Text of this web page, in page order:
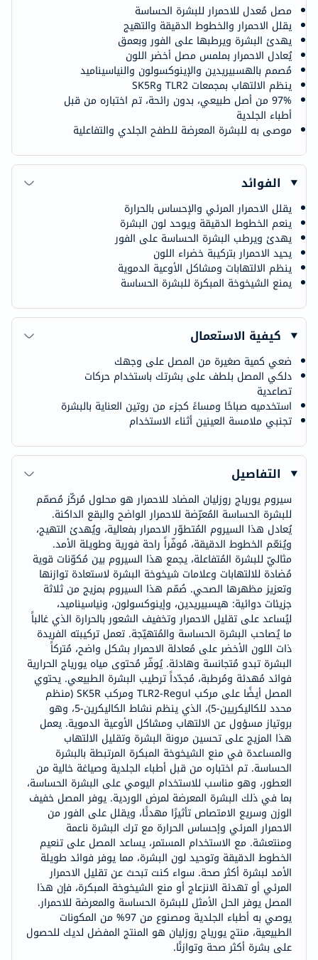
مصل مُعدل للاحمرار للبشرة الحساسة
يقلل الاحمرار والخطوط الدقيقة والتهيج
يهدئ البشرة ويرطبها على الفور وبعمق
يُعادل الاحمرار بملمس مصل أخضر اللون
مُصمم بالهسبيريدين والإينوكسولون والنياسيناميد
ينظم الالتهاب بمجمعات TLR2 وSK5R
97% من أصل طبيعي، بدون رائحة، تم اختباره من قبل
أطباء الجلدية
موصى به للبشرة المعرضة للطفح الجلدي والتفاعلية
الفوائد
يقلل الاحمرار المرئي والإحساس بالحرارة
ينعم الخطوط الدقيقة ويوحد لون البشرة
يهدئ ويرطب البشرة الحساسة على الفور
يحيد الاحمرار بتركيبة خضراء اللون
ينظم الالتهابات ومشاكل الأوعية الدموية
يمنع الشيخوخة المبكرة للبشرة الحساسة
كيفية الاستعمال
ضعي كمية صغيرة من المصل على وجهك
دلكي المصل بلطف على بشرتك باستخدام حركات
تصاعدية
استخدميه صباحًا ومساءً كجزء من روتين العناية بالبشرة
تجنبي ملامسة العينين أثناء الاستخدام
التفاصيل
سيروم يورياج روزليان المضاد للاحمرار هو محلول مُركّز مُصمّم
للبشرة الحساسة المُعرّضة للاحمرار الواضح والبقع الداكنة.
يُعادل هذا السيروم المُتطوّر الاحمرار بفعالية، ويُهدئ التهيج،
ويُنعّم الخطوط الدقيقة، مُوفّراً راحة فورية وطويلة الأمد.
مثاليّ للبشرة المُتفاعلة، يجمع هذا السيروم بين مُكوّنات قوية
مُضادة للالتهابات وعلامات شيخوخة البشرة لاستعادة توازنها
وتعزيز مظهرها الصحي. صُمّم هذا السيروم بمزيج من ثلاثة
جزيئات دوائية: هيسبيريدين، وإينوكسولون، ونياسيناميد،
ليُساعد على تقليل الاحمرار وتخفيف الشعور بالحرارة الذي غالباً
ما يُصاحب البشرة الحساسة والمُتهيّجة. تعمل تركيبته الفريدة
ذات اللون الأخضر على مُعادلة الاحمرار بشكل واضح، مُتركاً
البشرة تبدو مُتجانسة وهادئة. يُوفّر مُحتوى مياه يورياج الحرارية
فوائد مُهدئة ومُرطبة، مُجدّداً ترطيب البشرة الطبيعي. يحتوي
المصل أيضًا على مركب TLR2-Regul ومركب SK5R (منظم
محدد للكاليكريين-5)، الذي ينظم نشاط الكاليكرين-5، وهو
بروتياز مسؤول عن الالتهاب ومشاكل الأوعية الدموية. يعمل
هذا المزيج على تحسين مرونة البشرة وتقليل الالتهاب
والمساعدة في منع الشيخوخة المبكرة المرتبطة بالبشرة
الحساسة. تم اختباره من قبل أطباء الجلدية وصياغة خالية من
العطور، وهو مناسب للاستخدام اليومي على البشرة الحساسة،
بما في ذلك البشرة المعرضة لمرض الوردية. يوفر المصل خفيف
الوزن وسريع الامتصاص تأثيرًا مهدئًا، ويقلل على الفور من
الاحمرار المرئي وإحساس الحرارة مع ترك البشرة ناعمة
ومنتعشة. مع الاستخدام المستمر، يساعد المصل على تنعيم
الخطوط الدقيقة وتوحيد لون البشرة، مما يوفر فوائد طويلة
الأمد لبشرة أكثر صحة. سواء كنت تبحث عن تقليل الاحمرار
المرئي أو تهدئة الانزعاج أو منع الشيخوخة المبكرة، فإن هذا
المصل يوفر الحل الأمثل للبشرة الحساسة والمعرضة للاحمرار.
يوصي به أطباء الجلدية ومصنوع من 97% من المكونات
الطبيعية، منتج يورياج روزليان هو المنتج المفضل لديك للحصول
على بشرة أكثر صحة وتوازنًا.